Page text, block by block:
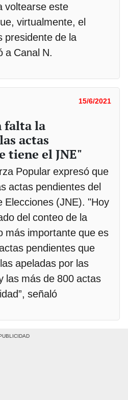
voltearse este
virtualmente, el
presidente de la
a Canal N.
15/6/2021
falta la
actas
tiene el JNE"
Popular expresó que
actas pendientes del
Elecciones (JNE). "Hoy
del conteo de la
más importante que es
pendientes que
apeladas por las
las más de 800 actas
señaló